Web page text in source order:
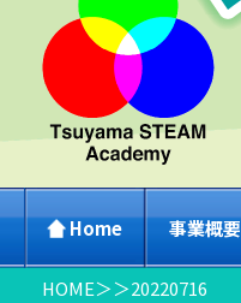
Home 事業概要
HOME＞＞20220716